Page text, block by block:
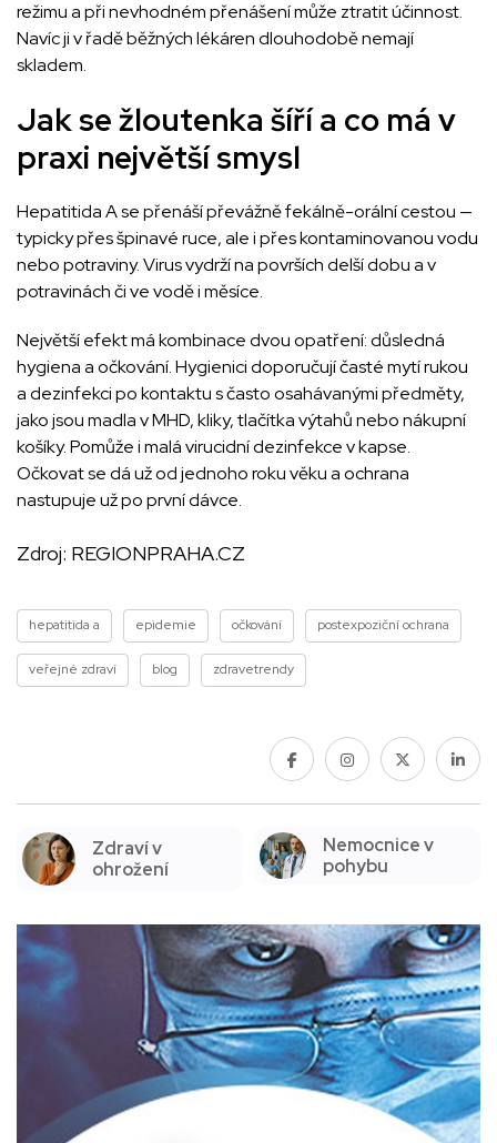
režimu a při nevhodném přenášení může ztratit účinnost.
Navíc ji v řadě běžných lékáren dlouhodobě nemají
skladem.
Jak se žloutenka šíří a co má v
praxi největší smysl
Hepatitida A se přenáší převážně fekálně-orální cestou —
typicky přes špinavé ruce, ale i přes kontaminovanou vodu
nebo potraviny. Virus vydrží na površích delší dobu a v
potravinách či ve vodě i měsíce.
Největší efekt má kombinace dvou opatření: důsledná
hygiena a očkování. Hygienici doporučují časté mytí rukou
a dezinfekci po kontaktu s často osahávanými předměty,
jako jsou madla v MHD, kliky, tlačítka výtahů nebo nákupní
košíky. Pomůže i malá virucidní dezinfekce v kapse.
Očkovat se dá už od jednoho roku věku a ochrana
nastupuje už po první dávce.
Zdroj: REGIONPRAHA.CZ
hepatitida a epidemie očkování postexpoziční ochrana
veřejné zdraví blog zdravetrendy
Zdraví v
ohrožení
Nemocnice v
pohybu